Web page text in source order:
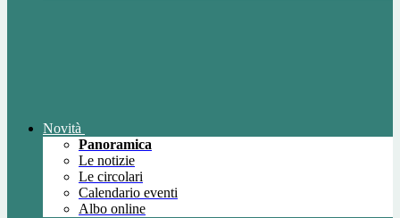
Novità
Panoramica
Le notizie
Le circolari
Calendario eventi
Albo online